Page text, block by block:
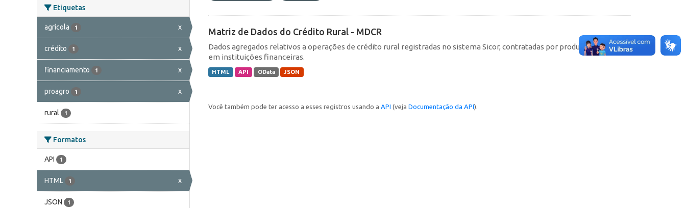
Etiquetas
agrícola 1 x
crédito 1 x
financiamento 1 x
proagro 1 x
rural 1
Formatos
API 1
HTML 1 x
JSON 1
Matriz de Dados do Crédito Rural - MDCR
Dados agregados relativos a operações de crédito rural registradas no sistema Sicor, contratadas por produtores rurais
em instituições financeiras.
HTML API OData JSON
Você também pode ter acesso a esses registros usando a API (veja Documentação da API).